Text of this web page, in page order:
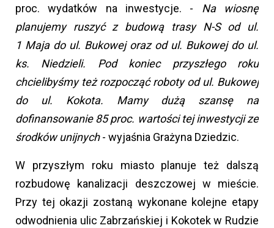
proc. wydatków na inwestycje. - Na wiosnę
planujemy ruszyć z budową trasy N-S od ul.
1 Maja do ul. Bukowej oraz od ul. Bukowej do ul.
ks. Niedzieli. Pod koniec przyszłego roku
chcielibyśmy też rozpocząć roboty od ul. Bukowej
do ul. Kokota. Mamy dużą szansę na
dofinansowanie 85 proc. wartości tej inwestycji ze
środków unijnych- wyjaśnia Grażyna Dziedzic.
W przyszłym roku miasto planuje też dalszą
rozbudowę kanalizacji deszczowej w mieście.
Przy tej okazji zostaną wykonane kolejne etapy
odwodnienia ulic Zabrzańskiej i Kokotek w Rudzie